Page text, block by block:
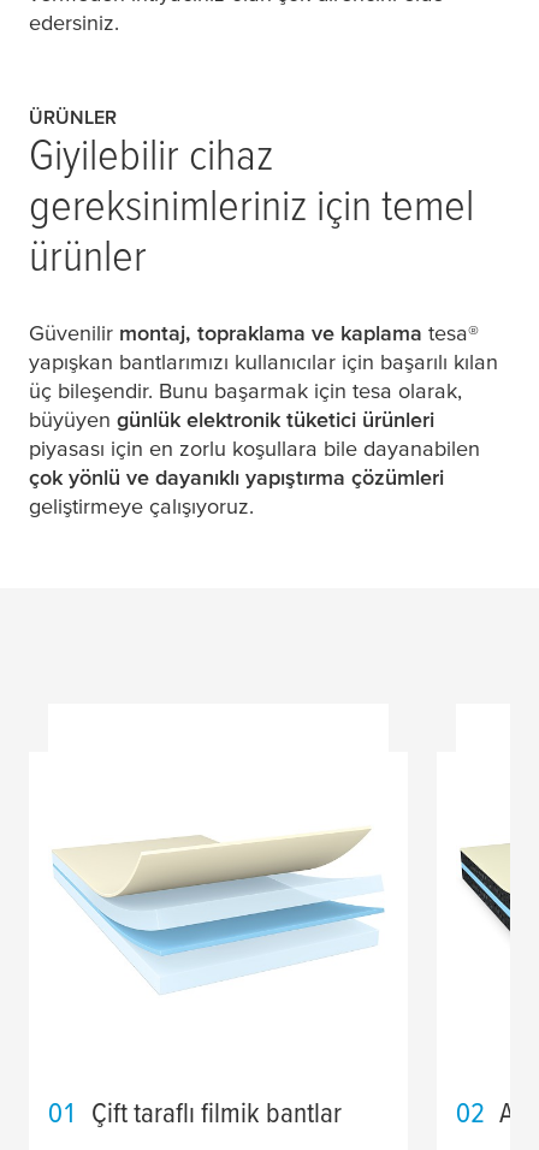
edersiniz.
ÜRÜNLER
Giyilebilir cihaz
gereksinimleriniz için temel
ürünler
Güvenilir montaj, topraklama ve kaplama tesa®
yapışkan bantlarımızı kullanıcılar için başarılı kılan
üç bileşendir. Bunu başarmak için tesa olarak,
büyüyen günlük elektronik tüketici ürünleri
piyasası için en zorlu koşullara bile dayanabilen
çok yönlü ve dayanıklı yapıştırma çözümleri
geliştirmeye çalışıyoruz.
01 Çift taraflı filmik bantlar 02